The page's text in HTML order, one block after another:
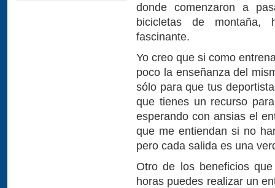
donde comenzaron a
bicicletas de montaña,
fascinante.
Yo creo que si como
poco la enseñanza del
sólo para que tus
que tienes un recurso
esperando con ansias el
que me entiendan si no
pero cada salida es una
Otro de los beneficios
horas puedes realizar un